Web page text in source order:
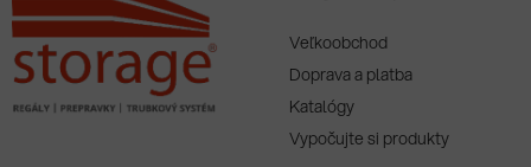
Veľkoobchod
Doprava a platba
Katalógy
Vypočujte si produkty